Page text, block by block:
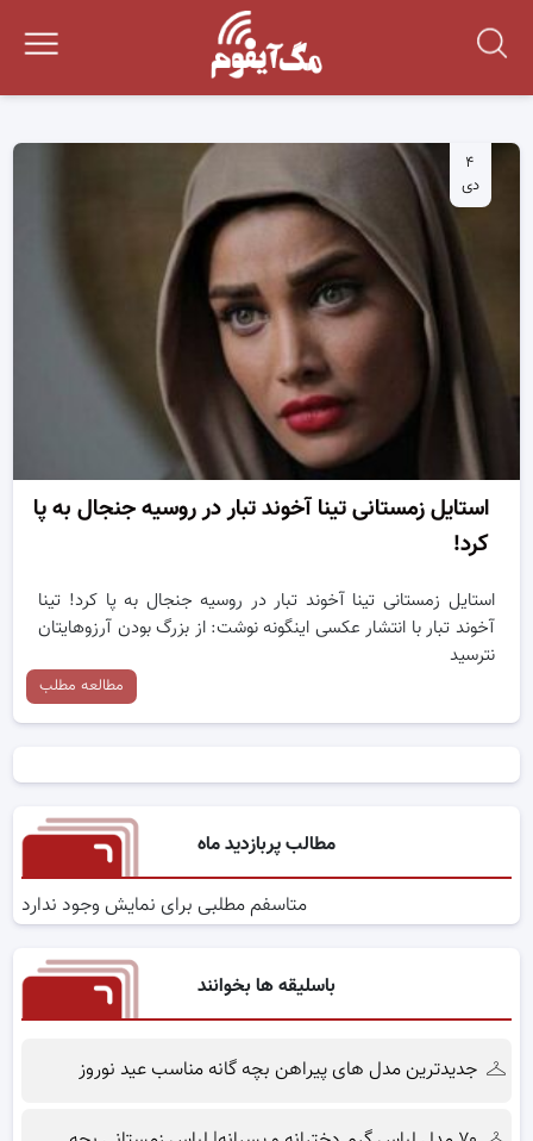
۴
دی
استایل زمستانی تینا آخوند تبار در روسیه جنجال به پا
کرد!
استایل زمستانی تینا آخوند تبار در روسیه جنجال به پا کرد! تینا
آخوند تبار با انتشار عکسی اینگونه نوشت: از بزرگ بودن آرزوهایتان
نترسید
مطالعه مطلب
مطالب پربازدید ماه
متاسفم مطلبی برای نمایش وجود ندارد
باسلیقه ها بخوانند
جدیدترین مدل های پیراهن بچه گانه مناسب عید نوروز